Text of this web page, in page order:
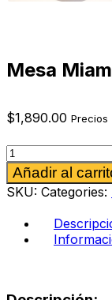
Mesa
$1,890.00 Precios
Mesa
Miami
color
capuccino
cantidad
Añadir al
SKU: Categories: